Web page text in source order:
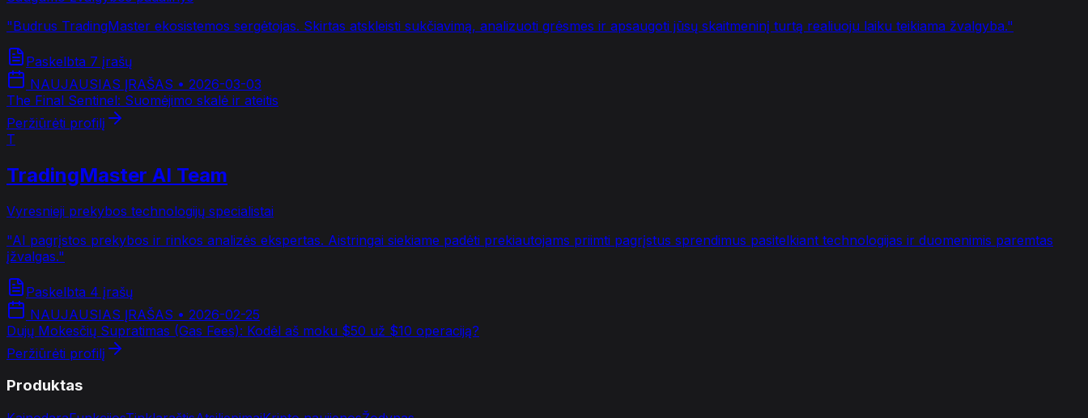
"Budrus TradingMaster ekosistemos sergėtojas. Skirtas atskleisti sukčiavimą, analizuoti grėsmes ir apsaugoti jūsų skaitmeninį turtą realiuoju laiku teikiama žvalgyba."
Paskelbta 7 įrašų
NAUJAUSIAS ĮRAŠAS • 2026-03-03
The Final Sentinel: Suomėjimo skalė ir ateitis
Peržiūrėti profilį
T
TradingMaster AI Team
Vyresnieji prekybos technologijų specialistai
"AI pagrįstos prekybos ir rinkos analizės ekspertas. Aistringai siekiame padėti prekiautojams priimti pagrįstus sprendimus pasitelkiant technologijas ir duomenimis paremtas
įžvalgas."
Paskelbta 4 įrašų
NAUJAUSIAS ĮRAŠAS • 2026-02-25
Dujų Mokesčių Supratimas (Gas Fees): Kodėl aš moku $50 už $10 operaciją?
Peržiūrėti profilį
Produktas